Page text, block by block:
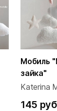
Мобиль
зайка"
Katerina
145